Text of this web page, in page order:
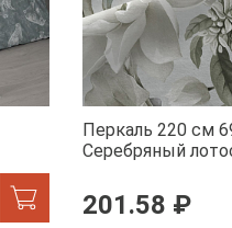
Перкаль 220 см
Серебряный
201.58 ₽